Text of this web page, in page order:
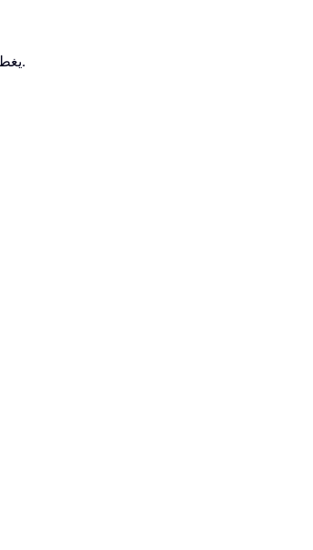
يغطي هذا القسم الخطوات الضرورية لتقييد عدد الأحرف التي يمكن إدخالها في خلية معيّنة أو نطاق من الخلايا.